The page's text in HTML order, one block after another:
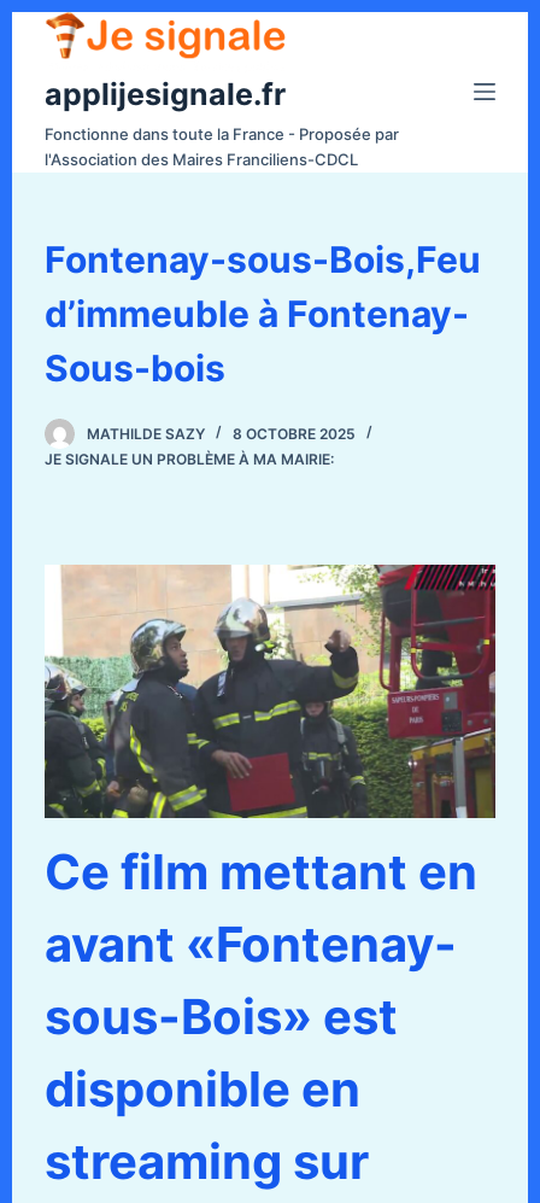
applijesignale.fr
Fonctionne dans toute la France - Proposée par
l'Association des Maires Franciliens-CDCL
Fontenay-sous-Bois,Feu
d’immeuble à Fontenay-
Sous-bois
MATHILDE SAZY
8 OCTOBRE 2025
JE SIGNALE UN PROBLÈME À MA MAIRIE:
Ce film mettant en
avant «Fontenay-
sous-Bois» est
disponible en
streaming sur